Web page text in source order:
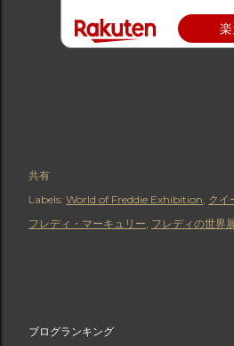
共有
Labels: World of Freddie Exhibition クイ
フレディ・マーキュリー フレディの世界
ブログランキング